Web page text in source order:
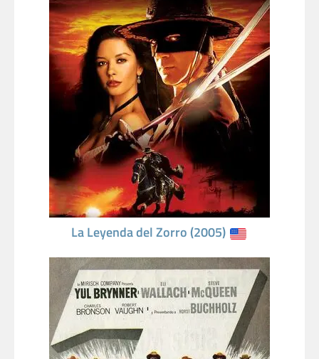
La Leyenda del Zorro (2005)